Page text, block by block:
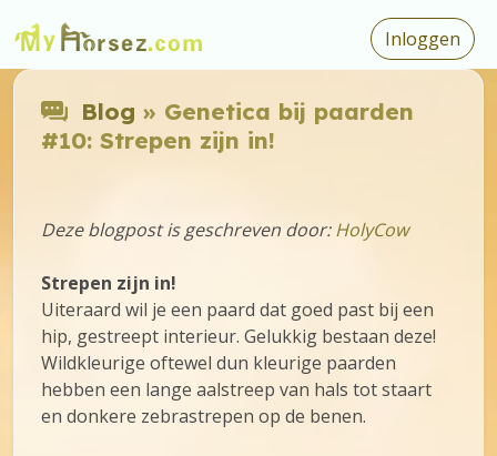
Inloggen
Blog » Genetica bij paarden
#10: Strepen zijn in!
Deze blogpost is geschreven door:HolyCow
Strepen zijn in!
Uiteraard wil je een paard dat goed past bij een
hip, gestreept interieur. Gelukkig bestaan deze!
Wildkleurige oftewel dun kleurige paarden
hebben een lange aalstreep van hals tot staart
en donkere zebrastrepen op de benen.